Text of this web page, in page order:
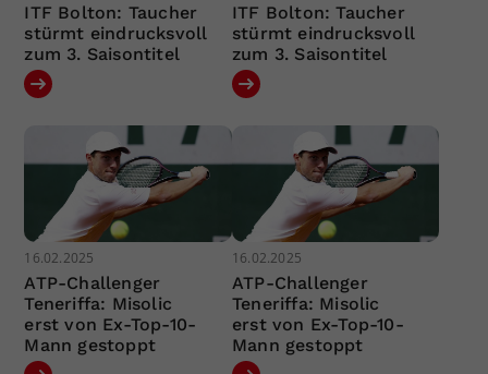
ITF Bolton: Taucher
stürmt eindrucksvoll
zum 3. Saisontitel
ITF Bolton: Taucher
stürmt eindrucksvoll
zum 3. Saisontitel
16.02.2025
ATP-Challenger
Teneriffa: Misolic
erst von Ex-Top-10-
Mann gestoppt
16.02.2025
ATP-Challenger
Teneriffa: Misolic
erst von Ex-Top-10-
Mann gestoppt